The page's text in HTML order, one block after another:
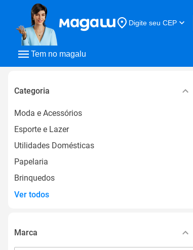
Tem no magalu
Digite seu CEP
Categoria
Moda e Acessórios
Esporte e Lazer
Utilidades Domésticas
Papelaria
Brinquedos
Ver todos
Marca